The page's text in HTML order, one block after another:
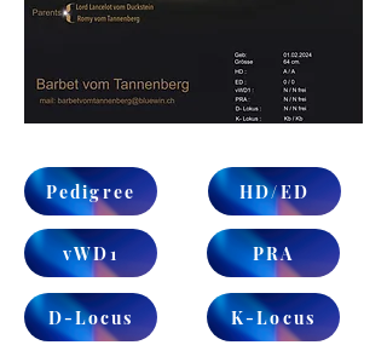
Pedigree
vWD1
D-Locus
HD/ED
PRA
K-Locus